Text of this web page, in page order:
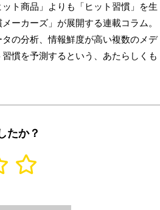
ト商品」よりも「ヒット習慣」を生
ーカーズ」が展開する連載コラム。
の分析、情報鮮度が高い複数のメデ
慣を予測するという、あたらしくも
たか？